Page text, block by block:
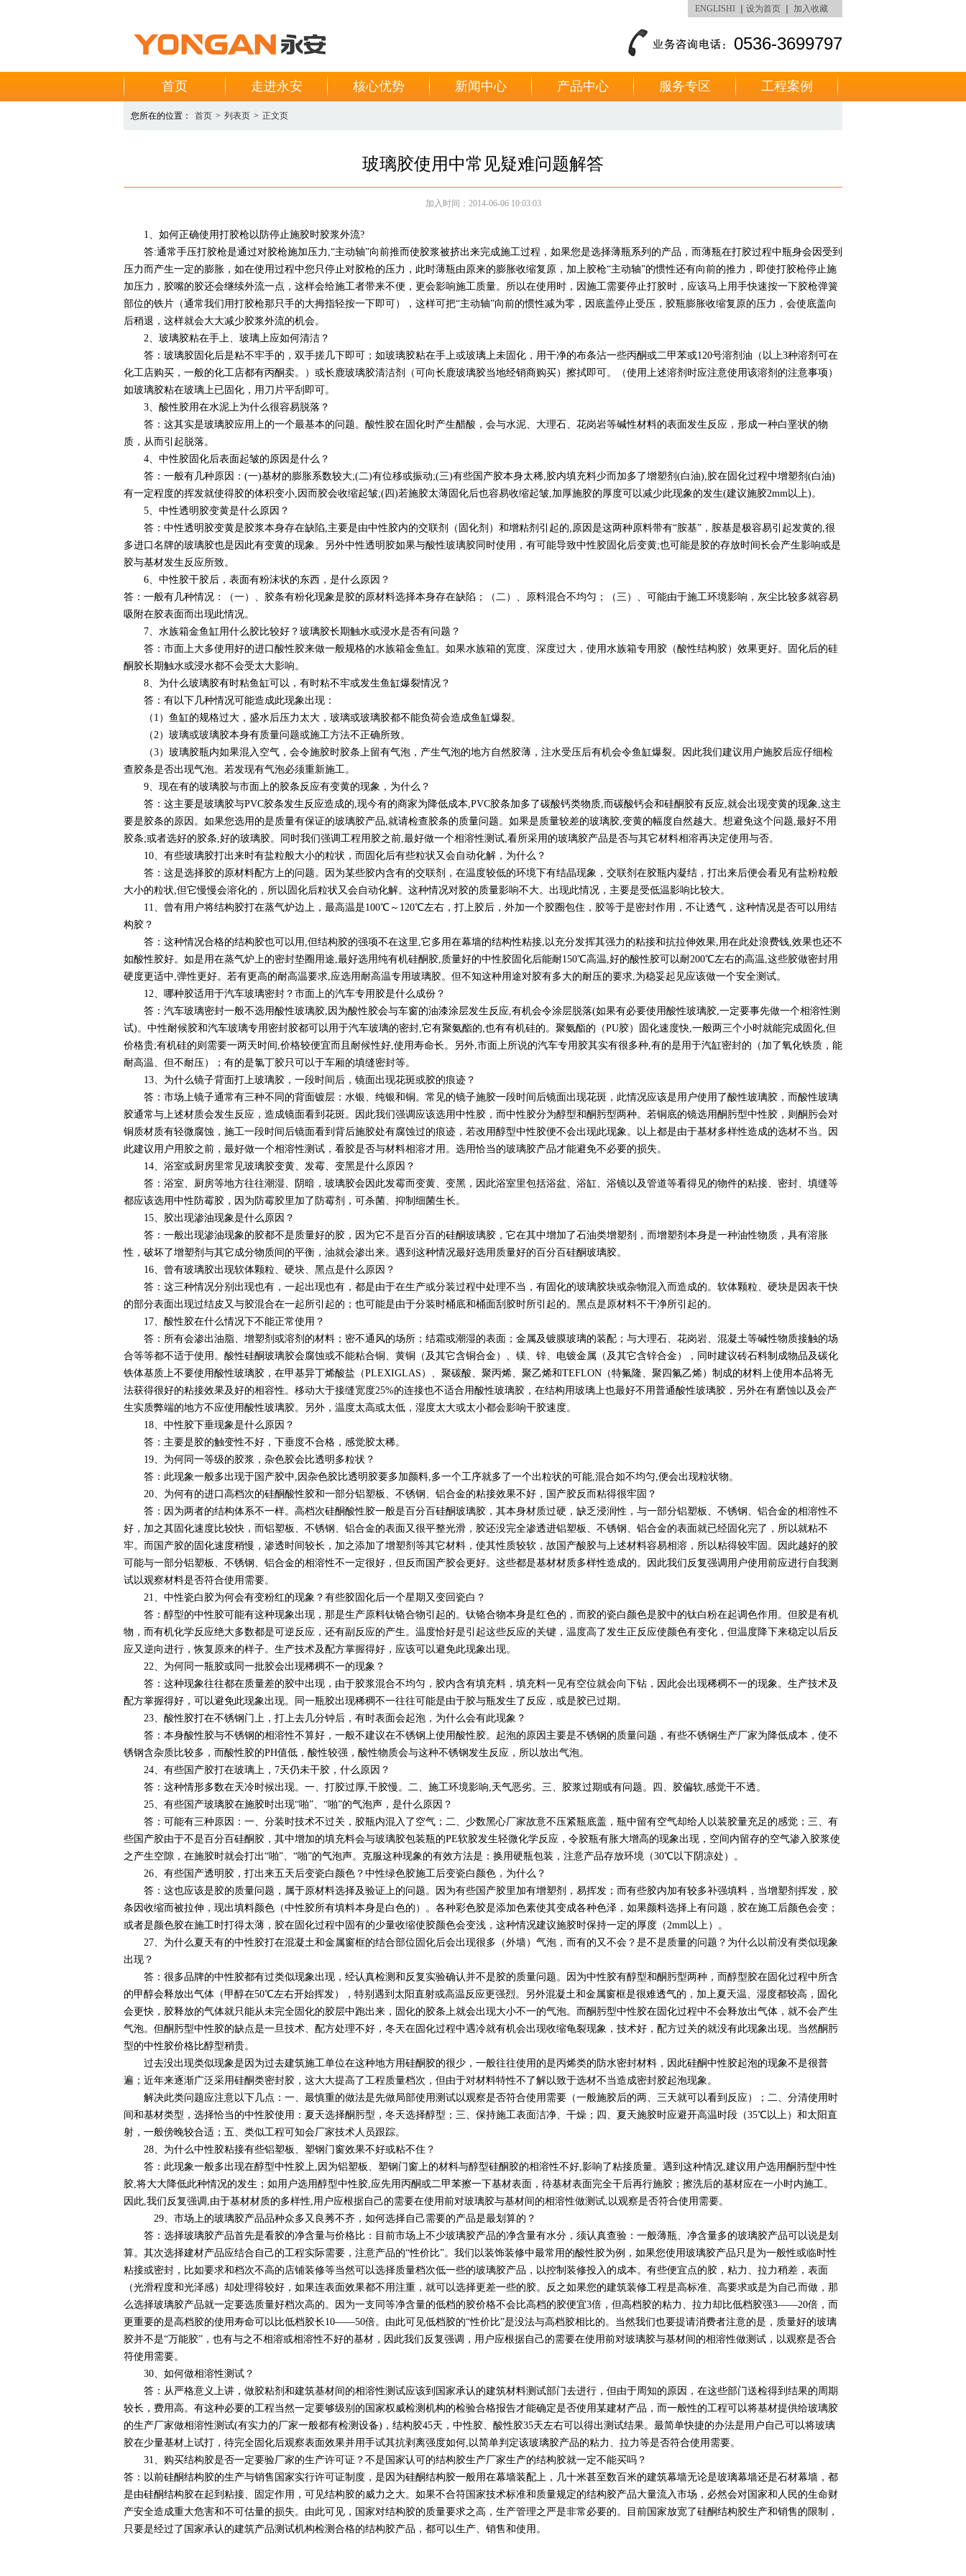
ENGLISHI 设为首页 加入收藏
0536-3699797
首页 走进永安 核心优势 新闻中心 产品中心 服务专区 工程案例
您所在的位置： 首页 > 列表页 > 正文页
玻璃胶使用中常见疑难问题解答
加入时间：2014-06-06 10:03:03
1、如何正确使用打胶枪以防停止施胶时胶浆外流?
答:通常手压打胶枪是通过对胶枪施加压力,“主动轴”向前推而使胶浆被挤出来完成施工过程，如果您是选择薄瓶系列的产品，而薄瓶在打胶过程中瓶身会因受到
压力而产生一定的膨胀，如在使用过程中您只停止对胶枪的压力，此时薄瓶由原来的膨胀收缩复原，加上胶枪“主动轴”的惯性还有向前的推力，即使打胶枪停止施
加压力，胶嘴的胶还会继续外流一点，这样会给施工者带来不便，更会影响施工质量。所以在使用时，因施工需要停止打胶时，应该马上用手快速按一下胶枪弹簧
部位的铁片（通常我们用打胶枪那只手的大拇指轻按一下即可），这样可把“主动轴”向前的惯性减为零，因底盖停止受压，胶瓶膨胀收缩复原的压力，会使底盖向
后稍退，这样就会大大减少胶浆外流的机会。
2、玻璃胶粘在手上、玻璃上应如何清洁？
答：玻璃胶固化后是粘不牢手的，双手搓几下即可；如玻璃胶粘在手上或玻璃上未固化，用干净的布条沾一些丙酮或二甲苯或120号溶剂油（以上3种溶剂可在
化工店购买，一般的化工店都有丙酮卖。）或长鹿玻璃胶清洁剂（可向长鹿玻璃胶当地经销商购买）擦拭即可。（使用上述溶剂时应注意使用该溶剂的注意事项）
如玻璃胶粘在玻璃上已固化，用刀片平刮即可。
3、酸性胶用在水泥上为什么很容易脱落？
答：这其实是玻璃胶应用上的一个最基本的问题。酸性胶在固化时产生醋酸，会与水泥、大理石、花岗岩等碱性材料的表面发生反应，形成一种白垩状的物
质，从而引起脱落。
4、中性胶固化后表面起皱的原因是什么？
答：一般有几种原因：(一)基材的膨胀系数较大;(二)有位移或振动;(三)有些国产胶本身太稀,胶内填充料少而加多了增塑剂(白油),胶在固化过程中增塑剂(白油)
有一定程度的挥发就使得胶的体积变小,因而胶会收缩起皱;(四)若施胶太薄固化后也容易收缩起皱,加厚施胶的厚度可以减少此现象的发生(建议施胶2mm以上)。
5、中性透明胶变黄是什么原因？
答：中性透明胶变黄是胶浆本身存在缺陷,主要是由中性胶内的交联剂（固化剂）和增粘剂引起的,原因是这两种原料带有“胺基”，胺基是极容易引起发黄的,很
多进口名牌的玻璃胶也是因此有变黄的现象。另外中性透明胶如果与酸性玻璃胶同时使用，有可能导致中性胶固化后变黄;也可能是胶的存放时间长会产生影响或是
胶与基材发生反应所致。
6、中性胶干胶后，表面有粉沫状的东西，是什么原因？
答：一般有几种情况：（一）、胶条有粉化现象是胶的原材料选择本身存在缺陷；（二）、原料混合不均匀；（三）、可能由于施工环境影响，灰尘比较多就容易
吸附在胶表面而出现此情况。
7、水族箱金鱼缸用什么胶比较好？玻璃胶长期触水或浸水是否有问题？
答：市面上大多使用好的进口酸性胶来做一般规格的水族箱金鱼缸。如果水族箱的宽度、深度过大，使用水族箱专用胶（酸性结构胶）效果更好。固化后的硅
酮胶长期触水或浸水都不会受太大影响。
8、为什么玻璃胶有时粘鱼缸可以，有时粘不牢或发生鱼缸爆裂情况？
答：有以下几种情况可能造成此现象出现：
（1）鱼缸的规格过大，盛水后压力太大，玻璃或玻璃胶都不能负荷会造成鱼缸爆裂。
（2）玻璃或玻璃胶本身有质量问题或施工方法不正确所致。
（3）玻璃胶瓶内如果混入空气，会令施胶时胶条上留有气泡，产生气泡的地方自然胶薄，注水受压后有机会令鱼缸爆裂。因此我们建议用户施胶后应仔细检
查胶条是否出现气泡。若发现有气泡必须重新施工。
9、现在有的玻璃胶与市面上的胶条反应有变黄的现象，为什么？
答：这主要是玻璃胶与PVC胶条发生反应造成的,现今有的商家为降低成本,PVC胶条加多了碳酸钙类物质,而碳酸钙会和硅酮胶有反应,就会出现变黄的现象,这主
要是胶条的原因。如果您选用的是质量有保证的玻璃胶产品,就请检查胶条的质量问题。如果是质量较差的玻璃胶,变黄的幅度自然越大。想避免这个问题,最好不用
胶条;或者选好的胶条,好的玻璃胶。同时我们强调工程用胶之前,最好做一个相溶性测试,看所采用的玻璃胶产品是否与其它材料相溶再决定使用与否。
10、有些玻璃胶打出来时有盐粒般大小的粒状，而固化后有些粒状又会自动化解，为什么？
答：这是选择胶的原材料配方上的问题。因为某些胶内含有的交联剂，在温度较低的环境下有结晶现象，交联剂在胶瓶内凝结，打出来后便会看见有盐粉粒般
大小的粒状,但它慢慢会溶化的，所以固化后粒状又会自动化解。这种情况对胶的质量影响不大。出现此情况，主要是受低温影响比较大。
11、曾有用户将结构胶打在蒸气炉边上，最高温是100℃～120℃左右，打上胶后，外加一个胶圈包住，胶等于是密封作用，不让透气，这种情况是否可以用结
构胶？
答：这种情况合格的结构胶也可以用,但结构胶的强项不在这里,它多用在幕墙的结构性粘接,以充分发挥其强力的粘接和抗拉伸效果,用在此处浪费钱,效果也还不
如酸性胶好。如是用在蒸气炉上的密封垫圈用途,最好选用纯有机硅酮胶,质量好的中性胶固化后能耐150℃高温,好的酸性胶可以耐200℃左右的高温,这些胶做密封用
硬度更适中,弹性更好。若有更高的耐高温要求,应选用耐高温专用玻璃胶。但不知这种用途对胶有多大的耐压的要求,为稳妥起见应该做一个安全测试。
12、哪种胶适用于汽车玻璃密封？市面上的汽车专用胶是什么成份？
答：汽车玻璃密封一般不选用酸性玻璃胶,因为酸性胶会与车窗的油漆涂层发生反应,有机会令涂层脱落(如果有必要使用酸性玻璃胶,一定要事先做一个相溶性测
试)。中性耐候胶和汽车玻璃专用密封胶都可以用于汽车玻璃的密封,它有聚氨酯的,也有有机硅的。聚氨酯的（PU胶）固化速度快,一般两三个小时就能完成固化,但
价格贵;有机硅的则需要一两天时间,价格较便宜而且耐候性好,使用寿命长。另外,市面上所说的汽车专用胶其实有很多种,有的是用于汽缸密封的（加了氧化铁质，能
耐高温、但不耐压）；有的是氯丁胶只可以于车厢的填缝密封等。
13、为什么镜子背面打上玻璃胶，一段时间后，镜面出现花斑或胶的痕迹？
答：市场上镜子通常有三种不同的背面镀层：水银、纯银和铜。常见的镜子施胶一段时间后镜面出现花斑，此情况应该是用户使用了酸性玻璃胶，而酸性玻璃
胶通常与上述材质会发生反应，造成镜面看到花斑。因此我们强调应该选用中性胶，而中性胶分为醇型和酮肟型两种。若铜底的镜选用酮肟型中性胶，则酮肟会对
铜质材质有轻微腐蚀，施工一段时间后镜面看到背后施胶处有腐蚀过的痕迹，若改用醇型中性胶便不会出现此现象。以上都是由于基材多样性造成的选材不当。因
此建议用户用胶之前，最好做一个相溶性测试，看胶是否与材料相溶才用。选用恰当的玻璃胶产品才能避免不必要的损失。
14、浴室或厨房里常见玻璃胶变黄、发霉、变黑是什么原因？
答：浴室、厨房等地方往往潮湿、阴暗，玻璃胶会因此发霉而变黄、变黑，因此浴室里包括浴盆、浴缸、浴镜以及管道等看得见的物件的粘接、密封、填缝等
都应该选用中性防霉胶，因为防霉胶里加了防霉剂，可杀菌、抑制细菌生长。
15、胶出现渗油现象是什么原因？
答：一般出现渗油现象的胶都不是质量好的胶，因为它不是百分百的硅酮玻璃胶，它在其中增加了石油类增塑剂，而增塑剂本身是一种油性物质，具有溶胀
性，破坏了增塑剂与其它成分物质间的平衡，油就会渗出来。遇到这种情况最好选用质量好的百分百硅酮玻璃胶。
16、曾有玻璃胶出现软体颗粒、硬块、黑点是什么原因？
答：这三种情况分别出现也有，一起出现也有，都是由于在生产或分装过程中处理不当，有固化的玻璃胶块或杂物混入而造成的。软体颗粒、硬块是因表干快
的部分表面出现过结皮又与胶混合在一起所引起的；也可能是由于分装时桶底和桶面刮胶时所引起的。黑点是原材料不干净所引起的。
17、酸性胶在什么情况下不能正常使用？
答：所有会渗出油脂、增塑剂或溶剂的材料；密不通风的场所；结霜或潮湿的表面；金属及镀膜玻璃的装配；与大理石、花岗岩、混凝土等碱性物质接触的场
合等等都不适于使用。酸性硅酮玻璃胶会腐蚀或不能粘合铜、黄铜（及其它含铜合金）、镁、锌、电镀金属（及其它含锌合金），同时建议砖石料制成物品及碳化
铁体基质上不要使用酸性玻璃胶，在甲基异丁烯酸盐（PLEXIGLAS）、聚碳酸、聚丙烯、聚乙烯和TEFLON（特氟隆、聚四氟乙烯）制成的材料上使用本品将无
法获得很好的粘接效果及好的相容性。移动大于接缝宽度25%的连接也不适合用酸性玻璃胶，在结构用玻璃上也最好不用普通酸性玻璃胶，另外在有磨蚀以及会产
生实质弊端的地方不应使用酸性玻璃胶。另外，温度太高或太低，湿度太大或太小都会影响干胶速度。
18、中性胶下垂现象是什么原因？
答：主要是胶的触变性不好，下垂度不合格，感觉胶太稀。
19、为何同一等级的胶浆，杂色胶会比透明多粒状？
答：此现象一般多出现于国产胶中,因杂色胶比透明胶要多加颜料,多一个工序就多了一个出粒状的可能,混合如不均匀,便会出现粒状物。
20、为何有的进口高档次的硅酮酸性胶和一部分铝塑板、不锈钢、铝合金的粘接效果不好，国产胶反而粘得很牢固？
答：因为两者的结构体系不一样。高档次硅酮酸性胶一般是百分百硅酮玻璃胶，其本身材质过硬，缺乏浸润性，与一部分铝塑板、不锈钢、铝合金的相溶性不
好，加之其固化速度比较快，而铝塑板、不锈钢、铝合金的表面又很平整光滑，胶还没完全渗透进铝塑板、不锈钢、铝合金的表面就已经固化完了，所以就粘不
牢。而国产胶的固化速度稍慢，渗透时间较长，加之添加了增塑剂等其它材料，使其性质较软，故国产酸胶与上述材料容易相溶，所以粘得较牢固。因此越好的胶
可能与一部分铝塑板、不锈钢、铝合金的相溶性不一定很好，但反而国产胶会更好。这些都是基材材质多样性造成的。因此我们反复强调用户使用前应进行自我测
试以观察材料是否符合使用需要。
21、中性瓷白胶为何会有变粉红的现象？有些胶固化后一个星期又变回瓷白？
答：醇型的中性胶可能有这种现象出现，那是生产原料钛铬合物引起的。钛铬合物本身是红色的，而胶的瓷白颜色是胶中的钛白粉在起调色作用。但胶是有机
物，而有机化学反应绝大多数都是可逆反应，还有副反应的产生。温度恰好是引起这些反应的关键，温度高了发生正反应使颜色有变化，但温度降下来稳定以后反
应又逆向进行，恢复原来的样子。生产技术及配方掌握得好，应该可以避免此现象出现。
22、为何同一瓶胶或同一批胶会出现稀稠不一的现象？
答：这种现象往往都在质量差的胶中出现，由于胶浆混合不均匀，胶内含有填充料，填充料一见有空位就会向下钻，因此会出现稀稠不一的现象。生产技术及
配方掌握得好，可以避免此现象出现。同一瓶胶出现稀稠不一往往可能是由于胶与瓶发生了反应，或是胶已过期。
23、酸性胶打在不锈钢门上，打上去几分钟后，有时表面会起泡，为什么会有此现象？
答：本身酸性胶与不锈钢的相溶性不算好，一般不建议在不锈钢上使用酸性胶。起泡的原因主要是不锈钢的质量问题，有些不锈钢生产厂家为降低成本，使不
锈钢含杂质比较多，而酸性胶的PH值低，酸性较强，酸性物质会与这种不锈钢发生反应，所以放出气泡。
24、有些国产胶打在玻璃上，7天仍未干胶，什么原因？
答：这种情形多数在天冷时候出现。一、打胶过厚,干胶慢。二、施工环境影响,天气恶劣。三、胶浆过期或有问题。四、胶偏软,感觉干不透。
25、有些国产玻璃胶在施胶时出现“啪”、“啪”的气泡声，是什么原因？
答：可能有三种原因：一、分装时技术不过关，胶瓶内混入了空气；二、少数黑心厂家故意不压紧瓶底盖，瓶中留有空气却给人以装胶量充足的感觉；三、有
些国产胶由于不是百分百硅酮胶，其中增加的填充料会与玻璃胶包装瓶的PE软胶发生轻微化学反应，令胶瓶有胀大增高的现象出现，空间内留存的空气渗入胶浆使
之产生空隙，在施胶时就会打出“啪”、“啪”的气泡声。克服这种现象的有效方法是：换用硬瓶包装，注意产品存放环境（30℃以下阴凉处）。
26、有些国产透明胶，打出来五天后变瓷白颜色？中性绿色胶施工后变瓷白颜色，为什么？
答：这也应该是胶的质量问题，属于原材料选择及验证上的问题。因为有些国产胶里加有增塑剂，易挥发；而有些胶内加有较多补强填料，当增塑剂挥发，胶
条因收缩而被拉伸，现出填料颜色（中性胶所有填料本身是白色的）。各种彩色胶是添加色素使其变成各种色泽，如果颜料选择上有问题，胶在施工后颜色会变；
或者是颜色胶在施工时打得太薄，胶在固化过程中固有的少量收缩使胶颜色会变浅，这种情况建议施胶时保持一定的厚度（2mm以上）。
27、为什么夏天有的中性胶打在混凝土和金属窗框的结合部位固化后会出现很多（外墙）气泡，而有的又不会？是不是质量的问题？为什么以前没有类似现象
出现？
答：很多品牌的中性胶都有过类似现象出现，经认真检测和反复实验确认并不是胶的质量问题。因为中性胶有醇型和酮肟型两种，而醇型胶在固化过程中所含
的甲醇会释放出气体（甲醇在50℃左右开始挥发），特别遇到太阳直射或高温反应更强烈。另外混凝土和金属窗框是很难透气的，加上夏天温、湿度都较高，固化
会更快，胶释放的气体就只能从未完全固化的胶层中跑出来，固化的胶条上就会出现大小不一的气泡。而酮肟型中性胶在固化过程中不会释放出气体，就不会产生
气泡。但酮肟型中性胶的缺点是一旦技术、配方处理不好，冬天在固化过程中遇冷就有机会出现收缩龟裂现象，技术好，配方过关的就没有此现象出现。当然酮肟
型的中性胶价格比醇型稍贵。
过去没出现类似现象是因为过去建筑施工单位在这种地方用硅酮胶的很少，一般往往使用的是丙烯类的防水密封材料，因此硅酮中性胶起泡的现象不是很普
遍；近年来逐渐广泛采用硅酮类密封胶，这大大提高了工程质量档次，但由于对材料特性不了解以致于选材不当造成密封胶起泡现象。
解决此类问题应注意以下几点：一、最慎重的做法是先做局部使用测试以观察是否符合使用需要（一般施胶后的两、三天就可以看到反应）；二、分清使用时
间和基材类型，选择恰当的中性胶使用：夏天选择酮肟型，冬天选择醇型；三、保持施工表面洁净、干燥；四、夏天施胶时应避开高温时段（35℃以上）和太阳直
射，一般傍晚较合适；五、类似工程可知会厂家技术人员跟踪。
28、为什么中性胶粘接有些铝塑板、塑钢门窗效果不好或粘不住？
答：此现象一般多出现在醇型中性胶上,因为铝塑板、塑钢门窗上的材料与醇型硅酮胶的相溶性不好,影响了粘接质量。遇到这种情况,建议用户选用酮肟型中性
胶,将大大降低此种情况的发生；如用户选用醇型中性胶,应先用丙酮或二甲苯擦一下基材表面，待基材表面完全干后再行施胶；擦洗后的基材应在一小时内施工。
因此,我们反复强调,由于基材材质的多样性,用户应根据自己的需要在使用前对玻璃胶与基材间的相溶性做测试,以观察是否符合使用需要。
29、市场上的玻璃胶产品品种众多又良莠不齐，如何选择自己需要的产品是最划算的？
答：选择玻璃胶产品首先是看胶的净含量与价格比：目前市场上不少玻璃胶产品的净含量有水分，须认真查验：一般薄瓶、净含量多的玻璃胶产品可以说是划
算。其次选择建材产品应结合自己的工程实际需要，注意产品的“性价比”。我们以装饰装修中最常用的酸性胶为例，如果您使用玻璃胶产品只是为一般性或临时性
粘接或密封，比如要求和档次不高的店铺装修等当然可以选择质量档次低一些的玻璃胶产品，以控制装修投入的成本。有些便宜点的胶，粘力、拉力稍差，表面
（光滑程度和光泽感）却处理得较好，如果连表面效果都不用注重，就可以选择更差一些的胶。反之如果您的建筑装修工程是高标准、高要求或是为自己而做，那
么选择玻璃胶产品就一定要选质量好档次高的。因为一支同等净含量的低档的胶价格不会比高档的胶便宜3倍，但高档胶的粘力、拉力却比低档胶强3——20倍，而
更重要的是高档胶的使用寿命可以比低档胶长10——50倍。由此可见低档胶的“性价比”是没法与高档胶相比的。当然我们也要提请消费者注意的是，质量好的玻璃
胶并不是“万能胶”，也有与之不相溶或相溶性不好的基材，因此我们反复强调，用户应根据自己的需要在使用前对玻璃胶与基材间的相溶性做测试，以观察是否合
符使用需要。
30、如何做相溶性测试？
答：从严格意义上讲，做胶粘剂和建筑基材间的相溶性测试应该到国家承认的建筑材料测试部门去进行，但由于周知的原因，在这些部门送检得到结果的周期
较长，费用高。有这种必要的工程当然一定要够级别的国家权威检测机构的检验合格报告才能确定是否使用某建材产品，而一般性的工程可以将基材提供给玻璃胶
的生产厂家做相溶性测试(有实力的厂家一般都有检测设备)，结构胶45天，中性胶、酸性胶35天左右可以得出测试结果。最简单快捷的办法是用户自己可以将玻璃
胶在少量基材上试打，待完全固化后观察表面效果并用手试其抗剥离强度如何,以简单判定该玻璃胶产品的粘力、拉力等是否符合使用需要。
31、购买结构胶是否一定要验厂家的生产许可证？不是国家认可的结构胶生产厂家生产的结构胶就一定不能买吗？
答：以前硅酮结构胶的生产与销售国家实行许可证制度，是因为硅酮结构胶一般用在幕墙装配上，几十米甚至数百米的建筑幕墙无论是玻璃幕墙还是石材幕墙，都
是由硅酮结构胶在起到粘接、固定作用，可见结构胶的威力之大。如果不合符国家技术标准和质量规定的结构胶产品大量流入市场，必然会对国家和人民的生命财
产安全造成重大危害和不可估量的损失。由此可见，国家对结构胶的质量要求之高，生产管理之严是非常必要的。目前国家放宽了硅酮结构胶生产和销售的限制，
只要是经过了国家承认的建筑产品测试机构检测合格的结构胶产品，都可以生产、销售和使用。